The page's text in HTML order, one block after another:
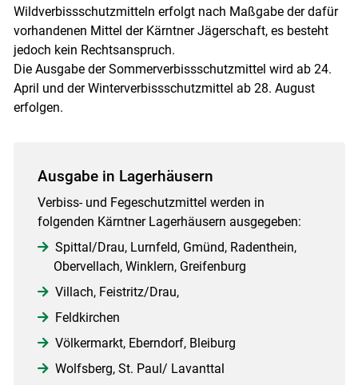
Wildverbissschutzmitteln erfolgt nach Maßgabe der dafür
vorhandenen Mittel der Kärntner Jägerschaft, es besteht
jedoch kein Rechtsanspruch.
Die Ausgabe der Sommerverbissschutzmittel wird ab 24.
April und der Winterverbissschutzmittel ab 28. August
erfolgen.
Ausgabe in Lagerhäusern
Verbiss- und Fegeschutzmittel werden in
folgenden Kärntner Lagerhäusern ausgegeben:
Spittal/Drau, Lurnfeld, Gmünd, Radenthein,
Obervellach, Winklern, Greifenburg
Villach, Feistritz/Drau,
Feldkirchen
Völkermarkt, Eberndorf, Bleiburg
Wolfsberg, St. Paul/ Lavanttal